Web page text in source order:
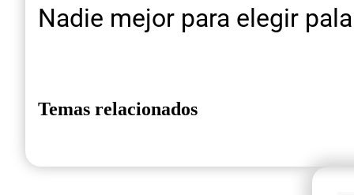
Nadie mejor para elegir
Temas relacionados